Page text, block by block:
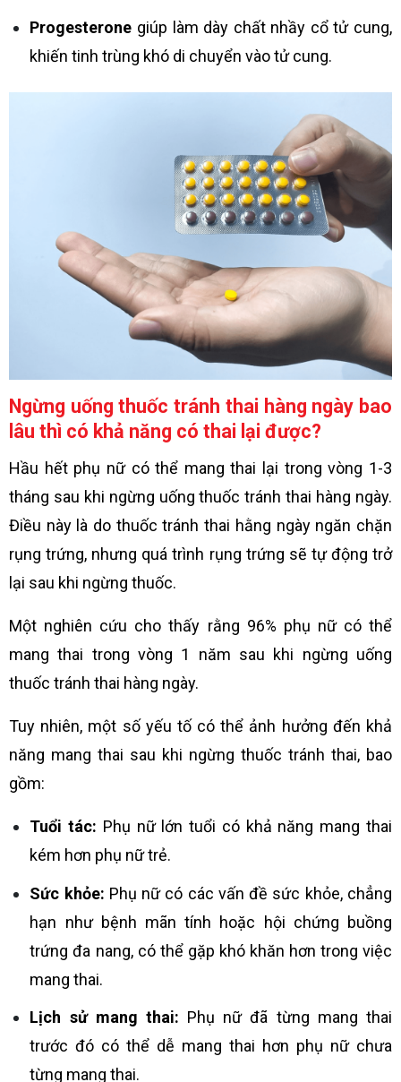
Progesterone giúp làm dày chất nhầy cổ tử cung,
khiến tinh trùng khó di chuyển vào tử cung.
Ngừng uống thuốc tránh thai hàng ngày bao
lâu thì có khả năng có thai lại được?
Hầu hết phụ nữ có thể mang thai lại trong vòng 1-3
tháng sau khi ngừng uống thuốc tránh thai hàng ngày.
Điều này là do thuốc tránh thai hằng ngày ngăn chặn
rụng trứng, nhưng quá trình rụng trứng sẽ tự động trở
lại sau khi ngừng thuốc.
Một nghiên cứu cho thấy rằng 96% phụ nữ có thể
mang thai trong vòng 1 năm sau khi ngừng uống
thuốc tránh thai hàng ngày.
Tuy nhiên, một số yếu tố có thể ảnh hưởng đến khả
năng mang thai sau khi ngừng thuốc tránh thai, bao
gồm:
Tuổi tác: Phụ nữ lớn tuổi có khả năng mang thai
kém hơn phụ nữ trẻ.
Sức khỏe: Phụ nữ có các vấn đề sức khỏe, chẳng
hạn như bệnh mãn tính hoặc hội chứng buồng
trứng đa nang, có thể gặp khó khăn hơn trong việc
mang thai.
Lịch sử mang thai: Phụ nữ đã từng mang thai
trước đó có thể dễ mang thai hơn phụ nữ chưa
từng mang thai.